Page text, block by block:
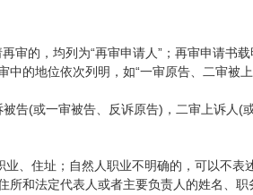
审的，均列为“再审申请人”；再审申请书
的地位依次列明，如“一审原告、二审被
告(或一审被告、反诉原告)，二审上诉人(
、住址；自然人职业不明确的，可以不
和法定代表人或者主要负责人的姓名、职